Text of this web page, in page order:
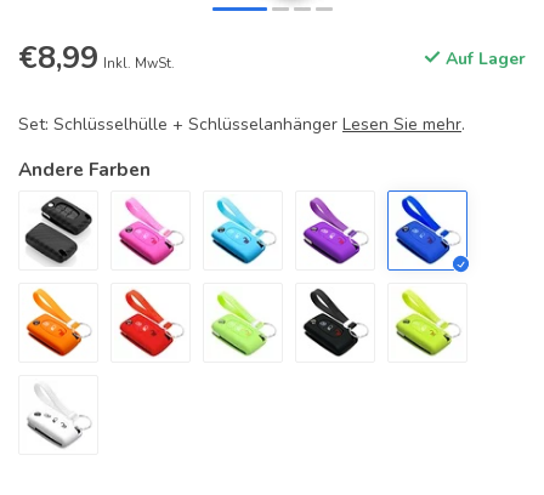
€8,99 Inkl. MwSt. Auf Lager
Set: Schlüsselhülle + Schlüsselanhänger Lesen Sie mehr.
Andere Farben